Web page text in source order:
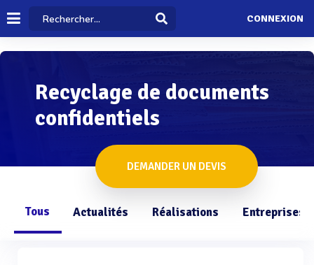
CONNEXION
Recyclage de documents
confidentiels
DEMANDER UN DEVIS
Tous Actualités Réalisations Entreprises